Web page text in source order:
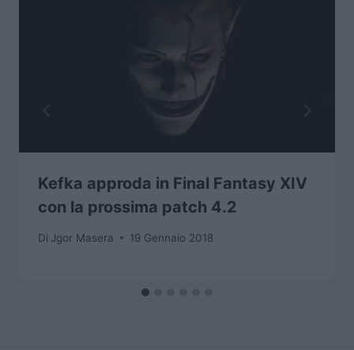
Kefka approda in Final Fantasy XIV
con la prossima patch 4.2
Di Jgor Masera 19 Gennaio 2018